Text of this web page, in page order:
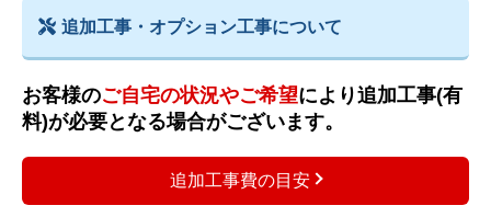
追加工事・オプション工事について
お客様のご自宅の状況やご希望により追加工事(有
料)が必要となる場合がございます。
追加工事費の目安